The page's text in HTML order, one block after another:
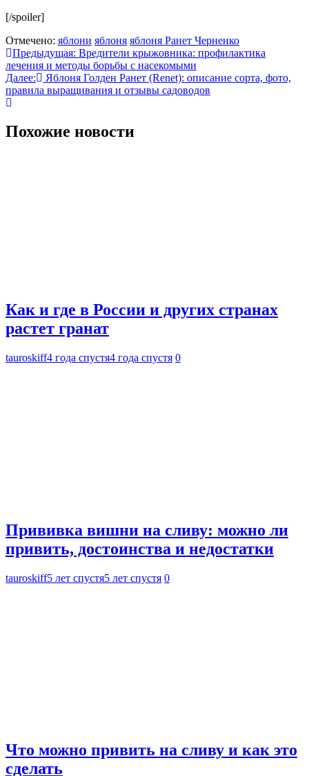
[/spoiler]
Отмечено: яблони яблоня яблоня Ранет Черненко
Навигация
по
записям
Предыдущая: Вредители крыжовника: профилактика
лечения и методы борьбы с насекомыми
Далее:
Яблоня Голден Ранет (Renet): описание сорта, фото,
правила выращивания и отзывы садоводов
Похожие новости
Как и где в России и других странах
растет гранат
tauroskiff4 года спустя4 года спустя 0
Прививка вишни на сливу: можно ли
привить, достоинства и недостатки
tauroskiff5 лет спустя5 лет спустя 0
Что можно привить на сливу и как это
сделать